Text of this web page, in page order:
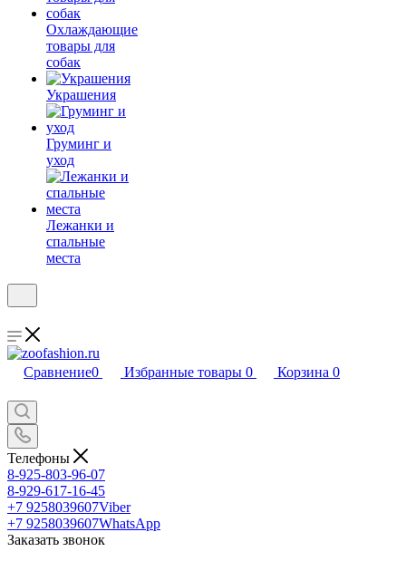
Охлаждающие
товары для
собак
Украшения
Груминг и
уход
Лежанки и
спальные
места
Сравнение0 Избранные товары 0 Корзина 0
Телефоны
8-925-803-96-07
8-929-617-16-45
+7 9258039607Viber
+7 9258039607WhatsApp
Заказать звонок